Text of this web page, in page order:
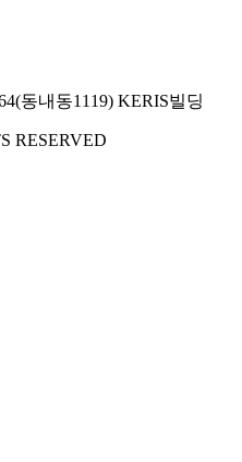
동내동1119) KERIS빌딩
RESERVED